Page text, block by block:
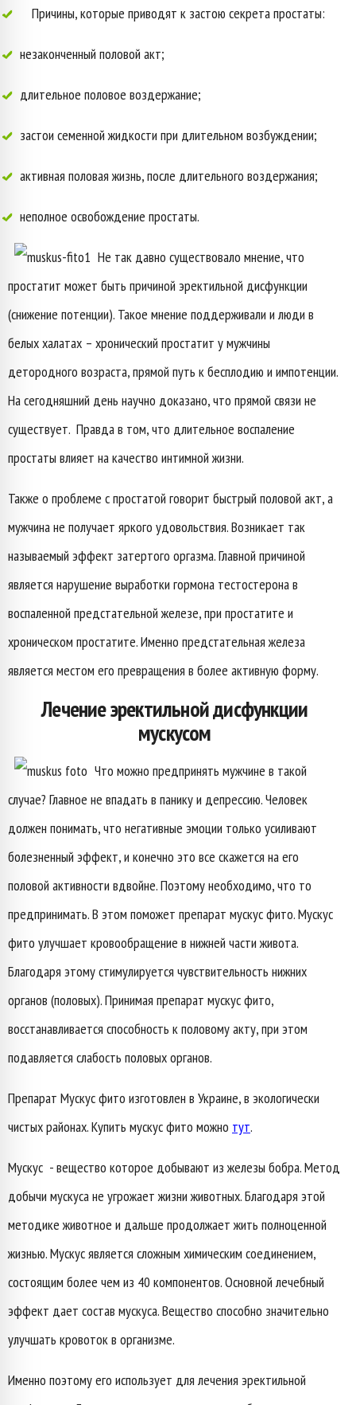
Причины, которые приводят к застою секрета простаты:
незаконченный половой акт;
длительное половое воздержание;
застои семенной жидкости при длительном возбуждении;
активная половая жизнь, после длительного воздержания;
неполное освобождение простаты.
Не так давно существовало мнение, что
простатит может быть причиной эректильной дисфункции
(снижение потенции). Такое мнение поддерживали и люди в
белых халатах – хронический простатит у мужчины
детородного возраста, прямой путь к бесплодию и импотенции.
На сегодняшний день научно доказано, что прямой связи не
существует. Правда в том, что длительное воспаление
простаты влияет на качество интимной жизни.
Также о проблеме с простатой говорит быстрый половой акт, а
мужчина не получает яркого удовольствия. Возникает так
называемый эффект затертого оргазма. Главной причиной
является нарушение выработки гормона тестостерона в
воспаленной предстательной железе, при простатите и
хроническом простатите. Именно предстательная железа
является местом его превращения в более активную форму.
Лечение эректильной дисфункции
мускусом
Что можно предпринять мужчине в такой
случае? Главное не впадать в панику и депрессию. Человек
должен понимать, что негативные эмоции только усиливают
болезненный эффект, и конечно это все скажется на его
половой активности вдвойне. Поэтому необходимо, что то
предпринимать. В этом поможет препарат мускус фито. Мускус
фито улучшает кровообращение в нижней части живота.
Благодаря этому стимулируется чувствительность нижних
органов (половых). Принимая препарат мускус фито,
восстанавливается способность к половому акту, при этом
подавляется слабость половых органов.
Препарат Мускус фито изготовлен в Украине, в экологически
чистых районах. Купить мускус фито можно тут.
Мускус - вещество которое добывают из железы бобра. Метод
добычи мускуса не угрожает жизни животных. Благодаря этой
методике животное и дальше продолжает жить полноценной
жизнью. Мускус является сложным химическим соединением,
состоящим более чем из 40 компонентов. Основной лечебный
эффект дает состав мускуса. Вещество способно значительно
улучшать кровоток в организме.
Именно поэтому его использует для лечения эректильной